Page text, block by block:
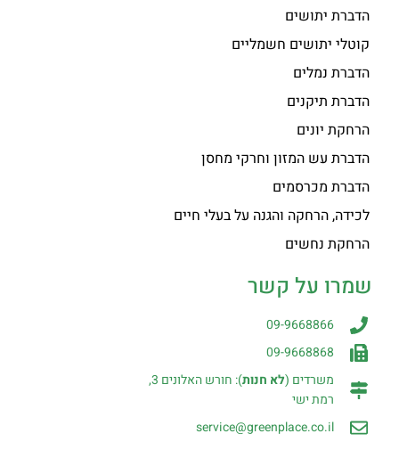
הדברת יתושים
קוטלי יתושים חשמליים
הדברת נמלים
הדברת תיקנים
הרחקת יונים
הדברת עש המזון וחרקי מחסן
הדברת מכרסמים
לכידה, הרחקה והגנה על בעלי חיים
הרחקת נחשים
שמרו על קשר
09-9668866
09-9668868
משרדים (לא חנות): חורש האלונים 3,
רמת ישי
service@greenplace.co.il